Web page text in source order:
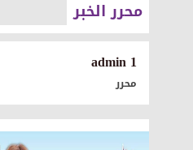
محرر الخبر
1 admin
محرر